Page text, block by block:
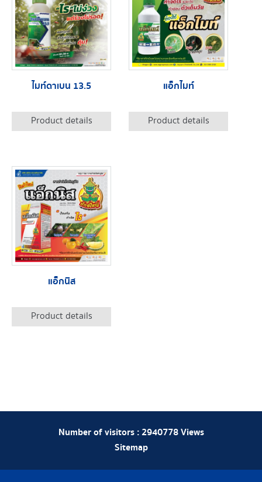
ไมท์ดาเบน 13.5
Product details
แอ็กไมท์
Product details
แอ็กนิส
Product details
Number of visitors :2940778Views
Sitemap